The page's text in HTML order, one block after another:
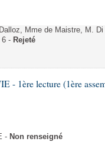
Mme de Maistre, M.
6 - Rejeté
- 1ère lecture (1ère
- Non renseigné